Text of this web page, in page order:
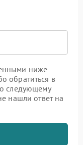
ниже
обратиться в
следующему
нашли ответ на